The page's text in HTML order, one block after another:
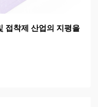
접착제 산업의 지평을